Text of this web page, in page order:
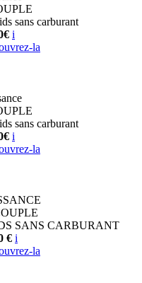
sans carburant
i
la
sans carburant
i
la
SANS CARBURANT
€ i
la